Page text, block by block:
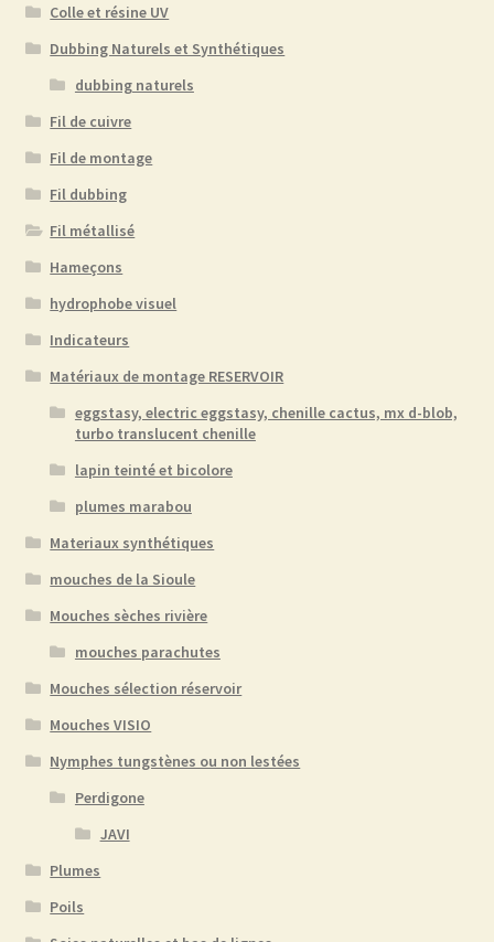
Colle et résine UV
Dubbing Naturels et Synthétiques
dubbing naturels
Fil de cuivre
Fil de montage
Fil dubbing
Fil métallisé
Hameçons
hydrophobe visuel
Indicateurs
Matériaux de montage RESERVOIR
eggstasy, electric eggstasy, chenille cactus, mx d-blob,
turbo translucent chenille
lapin teinté et bicolore
plumes marabou
Materiaux synthétiques
mouches de la Sioule
Mouches sèches rivière
mouches parachutes
Mouches sélection réservoir
Mouches VISIO
Nymphes tungstènes ou non lestées
Perdigone
JAVI
Plumes
Poils